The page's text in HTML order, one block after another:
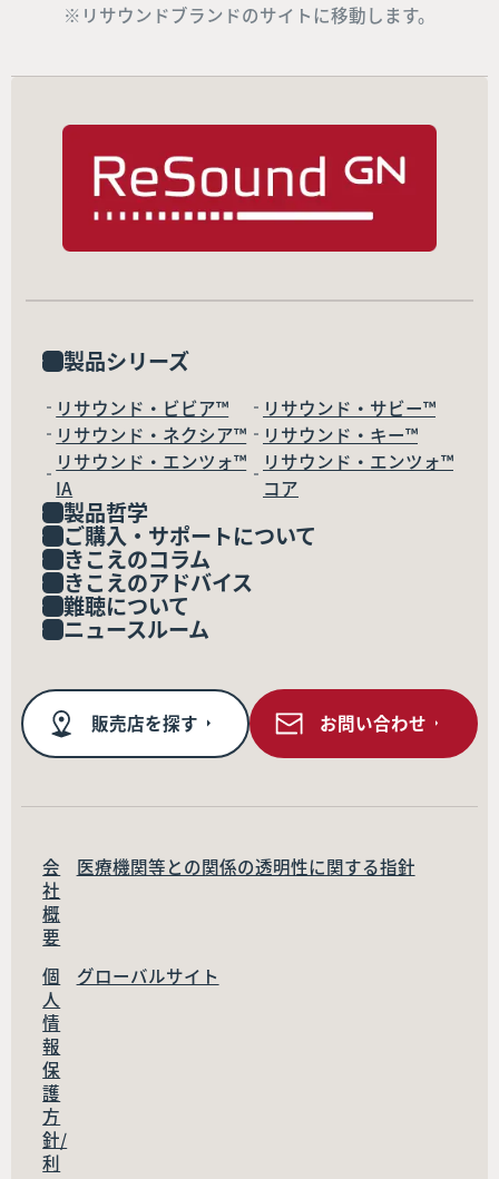
※リサウンドブランドのサイトに移動します。
製品シリーズ
リサウンド・ビビア™
リサウンド・サビー™
リサウンド・ネクシア™
リサウンド・キー™
リサウンド・エンツォ™
IA
リサウンド・エンツォ™
コア
製品哲学
ご購入・サポートについて
きこえのコラム
きこえのアドバイス
難聴について
ニュースルーム
販売店を探す お問い合わせ
会
社
概
要
医療機関等との関係の透明性に関する指針
個
人
情
報
保
護
方
針/
利
グローバルサイト